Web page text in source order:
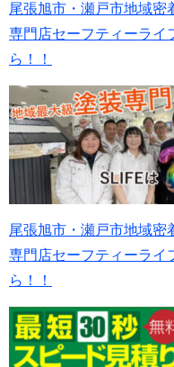
尾張旭市・瀬戸市地域密
専門店セーフティーライ
ら！！
尾張旭市・瀬戸市地域密
専門店セーフティーライ
ら！！